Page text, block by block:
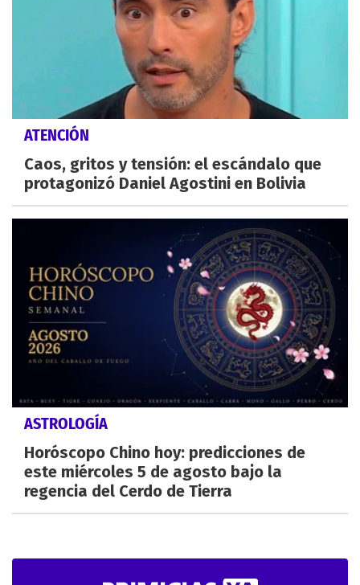
ATENCIÓN
Caos, gritos y tensión: el escándalo que
protagonizó Daniel Agostini en Bolivia
ASTROLOGÍA
Horóscopo Chino hoy: predicciones de
este miércoles 5 de agosto bajo la
regencia del Cerdo de Tierra